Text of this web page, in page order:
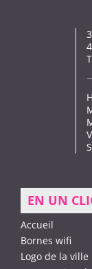
EN UN
Accueil
Bornes wifi
Logo de la ville